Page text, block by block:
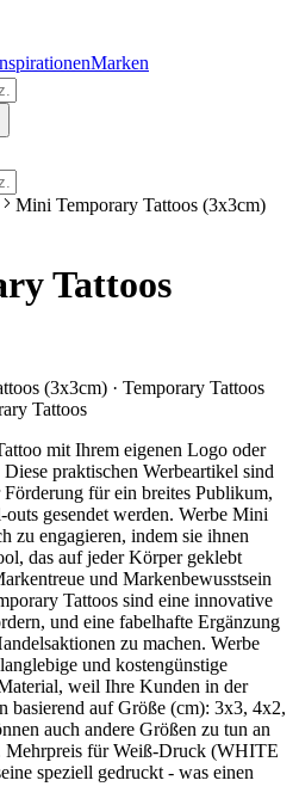
Marken
Mini Temporary Tattoos (3x3cm)
Tattoos
(3x3cm) · Temporary Tattoos
Tattoos
mit Ihrem eigenen Logo oder
praktischen Werbeartikel sind
für ein breites Publikum,
gesendet werden. Werbe Mini
zu engagieren, indem sie ihnen
das auf jeder Körper geklebt
und Markenbewusstsein
Tattoos sind eine innovative
und eine fabelhafte Ergänzung
zu machen. Werbe
und kostengünstige
weil Ihre Kunden in der
basierend auf Größe (cm): 3x3, 4x2,
auch andere Größen zu tun an
Mehrpreis für Weiß-Druck (WHITE
speziell gedruckt - was einen